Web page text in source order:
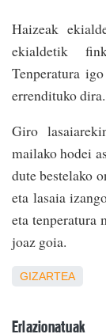
Haizeak
ekialdetik
Tenperatura
errendituko dira.
Giro
mailako hodei
dute bestelako
eta lasaia
eta tenperatura
joaz goia.
GIZARTEA
Erlazionatuak